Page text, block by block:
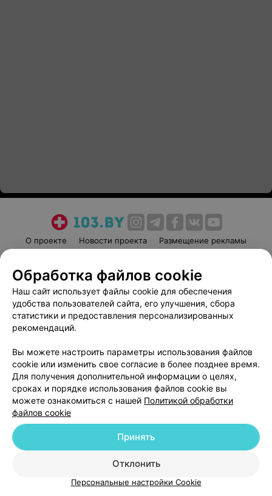
О проекте Новости проекта
Размещение рекламы
Пользовательское соглашение
Способы оплаты
Вакансии
Партнеры
Написать руководителю 103.by
Обработка персональных данных
© 2026 ООО «Артокс Лаб», УНП 191700409
| 220012, Республика Беларусь,
Служба поддержки +375 291212755
Обработка файлов cookie
Наш сайт использует файлы cookie для обеспечения
удобства пользователей сайта, его улучшения, сбора
статистики и предоставления персонализированных
рекомендаций.
Вы можете настроить параметры использования файлов
cookie или изменить свое согласие в более позднее время.
Для получения дополнительной информации о целях,
сроках и порядке использования файлов cookie вы
можете ознакомиться с нашей Политикой обработки
файлов cookie
Отклонить
Принять
Персональные настройки Cookie